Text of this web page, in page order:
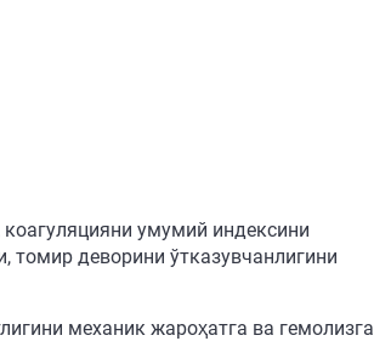
умумий индексини
томир деворини ўтказувчанлигини
механик жароҳатга ва гемолизга